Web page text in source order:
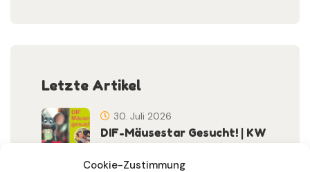
Cookie-Zustimmung
Letzte Artikel
DIF-Mäusestar Gesucht! | KW
30. Juli 2026